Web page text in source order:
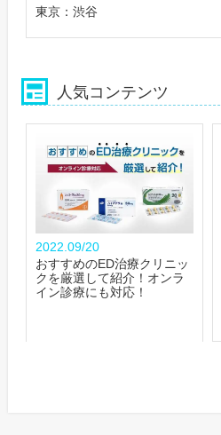
東京：渋谷
人気コンテンツ
2022.09/20
おすすめのED治療クリニッ
クを厳選して紹介！オンラ
イン診療にも対応！